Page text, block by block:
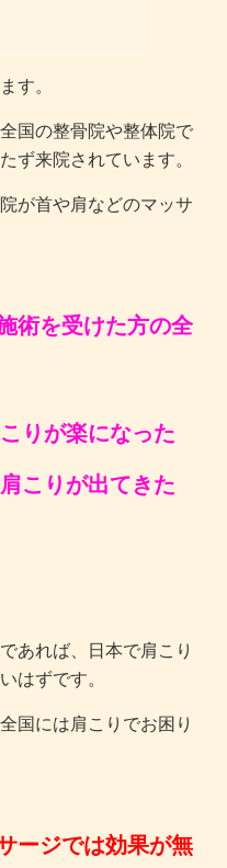
す。
国の整骨院や整体院で
ず来院されています。
が首や肩などのマッサ
術を受けた方の全
りが楽になった
こりが出てきた
あれば、日本で肩こり
はずです。
国には肩こりでお困り
ージでは効果が無